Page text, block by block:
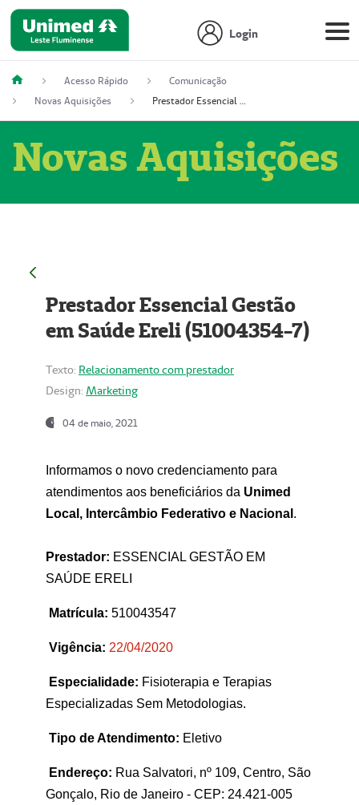
Login
Acesso Rápido
Comunicação
Novas Aquisições
Prestador Essencial Gestão em Saúde Ereli (51004354-7)
Novas Aquisições
Prestador Essencial Gestão
em Saúde Ereli (51004354-7)
Texto: Relacionamento com prestador
Design: Marketing
04 de maio, 2021
Informamos o novo credenciamento para
atendimentos aos beneficiários da Unimed
Local, Intercâmbio Federativo e Nacional .
Prestador: ESSENCIAL GESTÃO EM
SAÚDE ERELI
Matrícula: 510043547
Vigência: 22/04/2020
Especialidade: Fisioterapia e Terapias
Especializadas Sem Metodologias.
Tipo de Atendimento: Eletivo
Endereço: Rua Salvatori, nº 109, Centro, São
Gonçalo, Rio de Janeiro - CEP: 24.421-005